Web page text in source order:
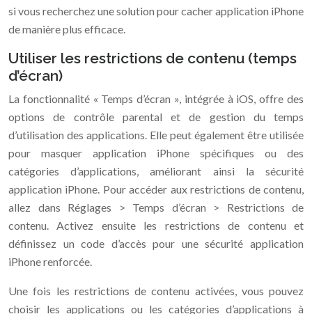
si vous recherchez une solution pour cacher application iPhone
de manière plus efficace.
Utiliser les restrictions de contenu (temps
d’écran)
La fonctionnalité « Temps d’écran », intégrée à iOS, offre des
options de contrôle parental et de gestion du temps
d’utilisation des applications. Elle peut également être utilisée
pour masquer application iPhone spécifiques ou des
catégories d’applications, améliorant ainsi la sécurité
application iPhone. Pour accéder aux restrictions de contenu,
allez dans Réglages > Temps d’écran > Restrictions de
contenu. Activez ensuite les restrictions de contenu et
définissez un code d’accès pour une sécurité application
iPhone renforcée.
Une fois les restrictions de contenu activées, vous pouvez
choisir les applications ou les catégories d’applications à